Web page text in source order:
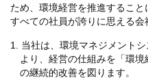
ため、環境経営を推進すること
すべての社員が誇りに思える会
1. 当社は、環境マネジメント
より、経営の仕組みを「環
の継続的改善を図ります。